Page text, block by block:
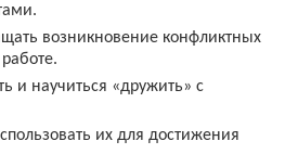
возникновение конфликтных
и научиться «дружить» с
их для достижения